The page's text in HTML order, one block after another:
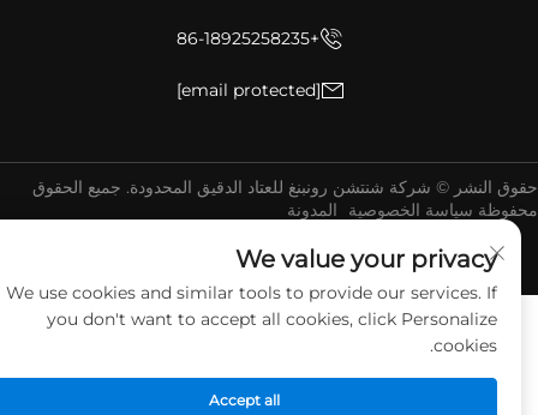
+86-18925258235
[email protected]
النشر © شركة شنتشن رونبنغ للعتاد الدقيق المحدودة. جميع الحقوق
سياسة الخصوصية المدونة
We value your privacy
We use cookies and similar tools to provide our services. If
you don't want to accept all cookies, click Personalize
cookies.
Accept all